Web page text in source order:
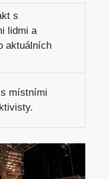
s
lidmi a
aktuálních
místními